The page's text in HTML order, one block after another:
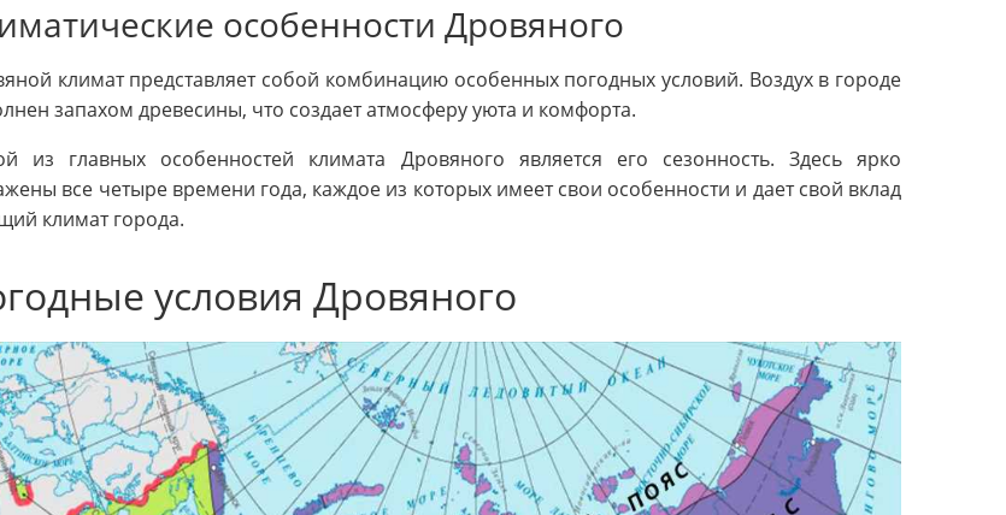
особенности Дровяного
климат представляет собой комбинацию особенных погодных условий. Воздух в городе
запахом древесины, что создает атмосферу уюта и комфорта.
из главных особенностей климата Дровяного является его сезонность. Здесь ярко
все четыре времени года, каждое из которых имеет свои особенности и дает свой вклад
климат города.
условия Дровяного